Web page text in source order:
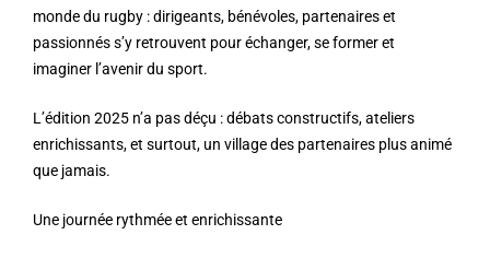
monde du rugby : dirigeants, bénévoles, partenaires et
passionnés s’y retrouvent pour échanger, se former et
imaginer l’avenir du sport.
L’édition 2025 n’a pas déçu : débats constructifs, ateliers
enrichissants, et surtout, un village des partenaires plus animé
que jamais.
Une journée rythmée et enrichissante